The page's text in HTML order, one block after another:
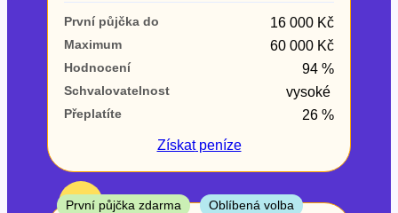
První půjčka zdarma
–
ano
ne
Ve zkušebce
ano
ne
První půjčka do 16 000 Kč
Maximum 60 000 Kč
Hodnocení 94 %
Schvalovatelnost vysoké
Přeplatíte
26 %
Získatpeníze
TOP
První půjčka zdarma Oblíbená volba